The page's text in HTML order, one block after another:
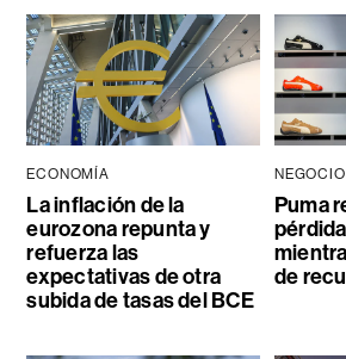
ECONOMÍA
La inflación de la
eurozona repunta y
refuerza las
expectativas de otra
subida de tasas del BCE
Puma
de